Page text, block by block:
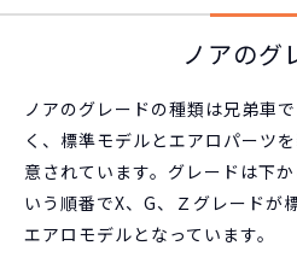
ノアのグ
ノアのグレードの種類は兄弟車
く、標準モデルとエアロパーツ
意されています。グレードは下
いう順番でX、G、Ｚグレードが
エアロモデルとなっています。